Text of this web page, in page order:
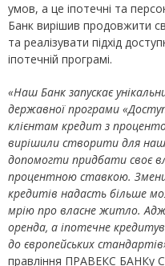
умов, а це іпотечні та
Банк вирішив продовжити
та реалізувати підхід
іпотечній програмі.
«Наш Банк запускає
державної програми
клієнтам кредит з
вирішили створити для
допомогти придбати своє
процентною ставкою.
кредитів надасть більше
мрію про власне житло.
оренда, а іпотечне
до європейських
правління ПРАВЕКС БАНКу